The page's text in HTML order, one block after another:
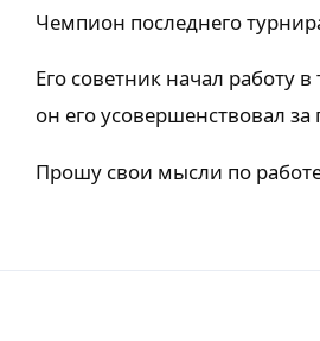
Чемпион последнего
Его советник начал
он его усовершенствовал за
Прошу свои мысли по